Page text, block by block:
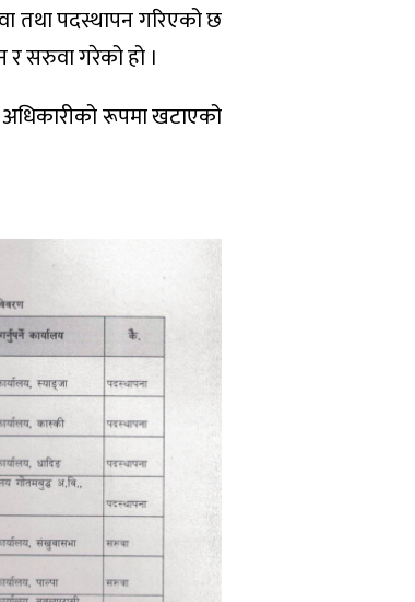
तथा पदस्थापन गरिएको छ
सरुवा गरेको हो ।
रूपमा खटाएको